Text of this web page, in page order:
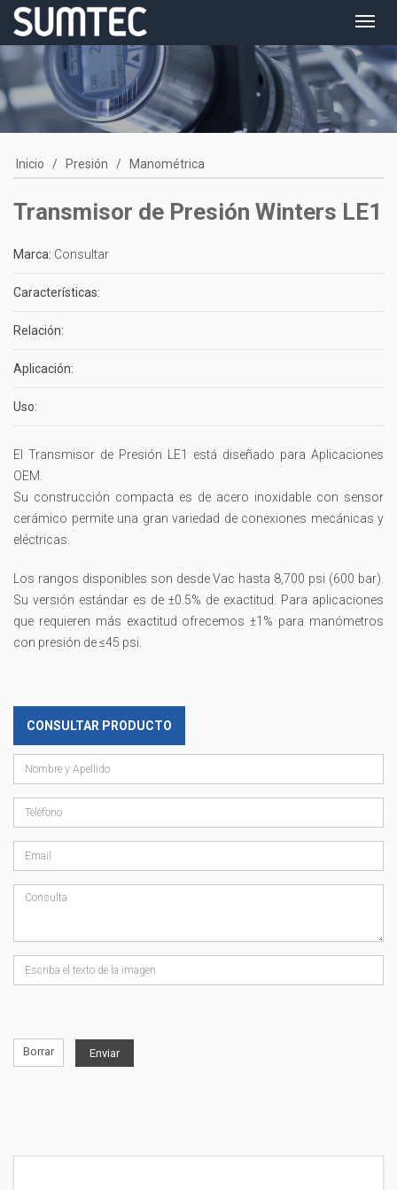
Inicio / Presión / Manométrica
Transmisor de Presión Winters LE1
Marca: Consultar
Características:
Relación:
Aplicación:
Uso:
El Transmisor de Presión LE1 está diseñado para Aplicaciones
OEM.
Su construcción compacta es de acero inoxidable con sensor
cerámico permite una gran variedad de conexiones mecánicas y
eléctricas.
Los rangos disponibles son desde Vac hasta 8,700 psi (600 bar).
Su versión estándar es de ±0.5% de exactitud. Para aplicaciones
que requieren más exactitud ofrecemos ±1% para manómetros
con presión de ≤45 psi.
CONSULTAR PRODUCTO